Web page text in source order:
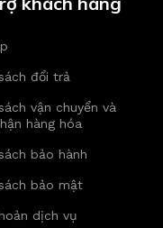
đổi trả
vận chuyển và
hàng hóa
bảo hành
bảo mật
dịch vụ